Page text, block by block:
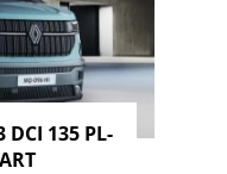
DCI 135 PL-